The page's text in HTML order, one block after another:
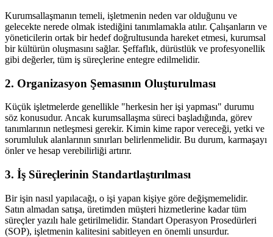
Kurumsallaşmanın temeli, işletmenin neden var olduğunu ve
gelecekte nerede olmak istediğini tanımlamakla atılır. Çalışanların ve
yöneticilerin ortak bir hedef doğrultusunda hareket etmesi, kurumsal
bir kültürün oluşmasını sağlar. Şeffaflık, dürüstlük ve profesyonellik
gibi değerler, tüm iş süreçlerine entegre edilmelidir.
2. Organizasyon Şemasının Oluşturulması
Küçük işletmelerde genellikle "herkesin her işi yapması" durumu
söz konusudur. Ancak kurumsallaşma süreci başladığında, görev
tanımlarının netleşmesi gerekir. Kimin kime rapor vereceği, yetki ve
sorumluluk alanlarının sınırları belirlenmelidir. Bu durum, karmaşayı
önler ve hesap verebilirliği artırır.
3. İş Süreçlerinin Standartlaştırılması
Bir işin nasıl yapılacağı, o işi yapan kişiye göre değişmemelidir.
Satın almadan satışa, üretimden müşteri hizmetlerine kadar tüm
süreçler yazılı hale getirilmelidir. Standart Operasyon Prosedürleri
(SOP), işletmenin kalitesini sabitleyen en önemli unsurdur.